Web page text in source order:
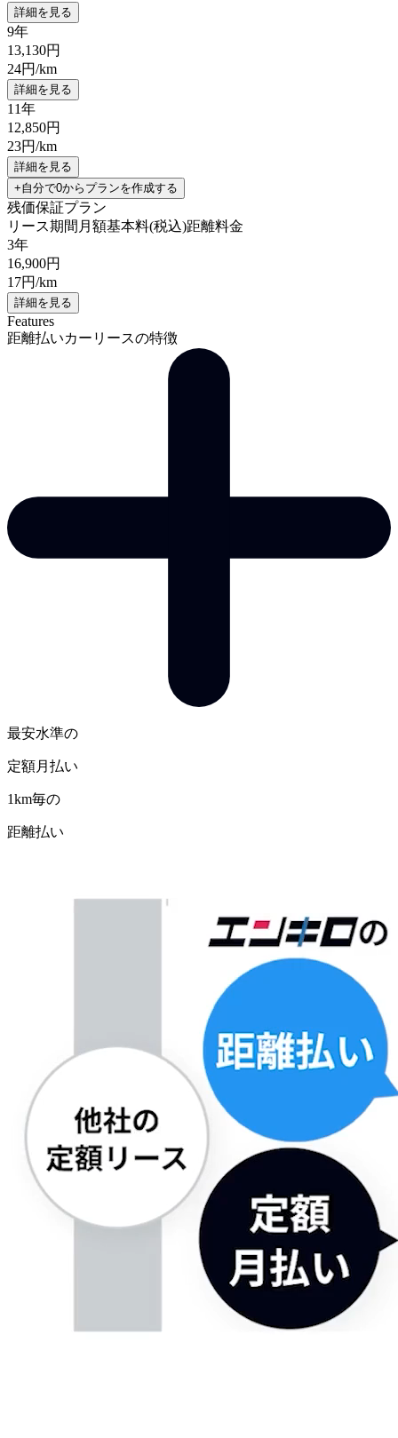
詳細を見る
9年
13,130円
24円/km
詳細を見る
11年
12,850円
23円/km
詳細を見る
+自分で0からプランを作成する
残価保証プラン
リース期間 月額基本料(税込)距離料金
3年
16,900円
17円/km
詳細を見る
Features
距離払いカーリースの特徴
最安水準の
定額月払い
1km毎の
距離払い